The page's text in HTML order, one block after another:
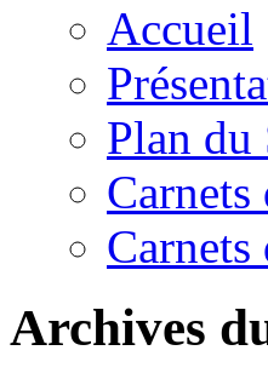
Accueil
Plan du
Carnets
Archives